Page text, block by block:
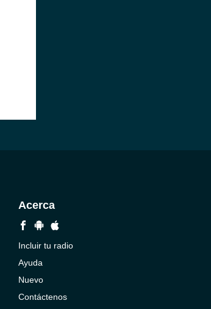
Acerca
Incluir tu radio
Ayuda
Nuevo
Contáctenos